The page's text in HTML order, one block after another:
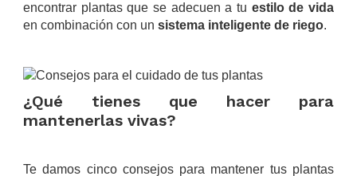
encontrar plantas que se adecuen a tu estilo de vida
en combinación con un sistema inteligente de riego.
¿Qué tienes que hacer para
mantenerlas vivas?
Te damos cinco consejos para mantener tus plantas